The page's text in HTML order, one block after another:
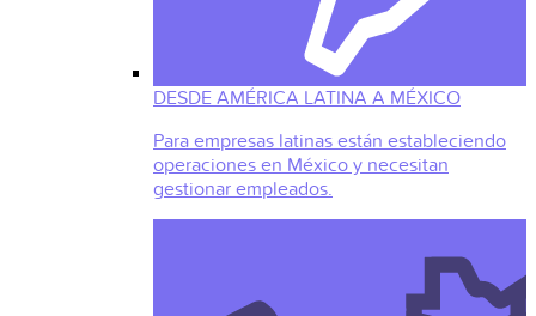
DESDE AMÉRICA LATINA A MÉXICO
Para empresas latinas están estableciendo
operaciones en México y necesitan
gestionar empleados.